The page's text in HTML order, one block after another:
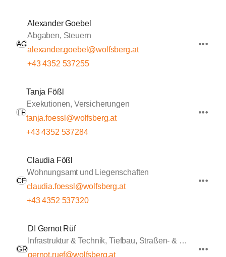
AG
Alexander Goebel
Abgaben, Steuern
alexander.goebel@wolfsberg.at
+43 4352 537255
TF
Tanja Fößl
Exekutionen, Versicherungen
tanja.foessl@wolfsberg.at
+43 4352 537284
CF
Claudia Fößl
Wohnungsamt und Liegenschaften
claudia.foessl@wolfsberg.at
+43 4352 537320
GR
DI Gernot Rüf
Infrastruktur & Technik, Tiefbau, Straßen- & Wasserbau
gernot.ruef@wolfsberg.at